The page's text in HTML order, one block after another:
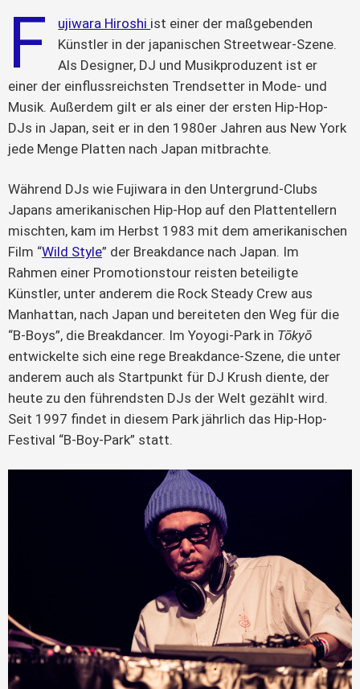
F ujiwara Hiroshi ist einer der maßgebenden
Künstler in der japanischen Streetwear-Szene.
Als Designer, DJ und Musikproduzent ist er
einer der einflussreichsten Trendsetter in Mode- und
Musik. Außerdem gilt er als einer der ersten Hip-Hop-
DJs in Japan, seit er in den 1980er Jahren aus New York
jede Menge Platten nach Japan mitbrachte.
Während DJs wie Fujiwara in den Untergrund-Clubs
Japans amerikanischen Hip-Hop auf den Plattentellern
mischten, kam im Herbst 1983 mit dem amerikanischen
Film “Wild Style” der Breakdance nach Japan. Im
Rahmen einer Promotionstour reisten beteiligte
Künstler, unter anderem die Rock Steady Crew aus
Manhattan, nach Japan und bereiteten den Weg für die
“B-Boys”, die Breakdancer. Im Yoyogi-Park in Tōkyō
entwickelte sich eine rege Breakdance-Szene, die unter
anderem auch als Startpunkt für DJ Krush diente, der
heute zu den führendsten DJs der Welt gezählt wird.
Seit 1997 findet in diesem Park jährlich das Hip-Hop-
Festival “B-Boy-Park” statt.